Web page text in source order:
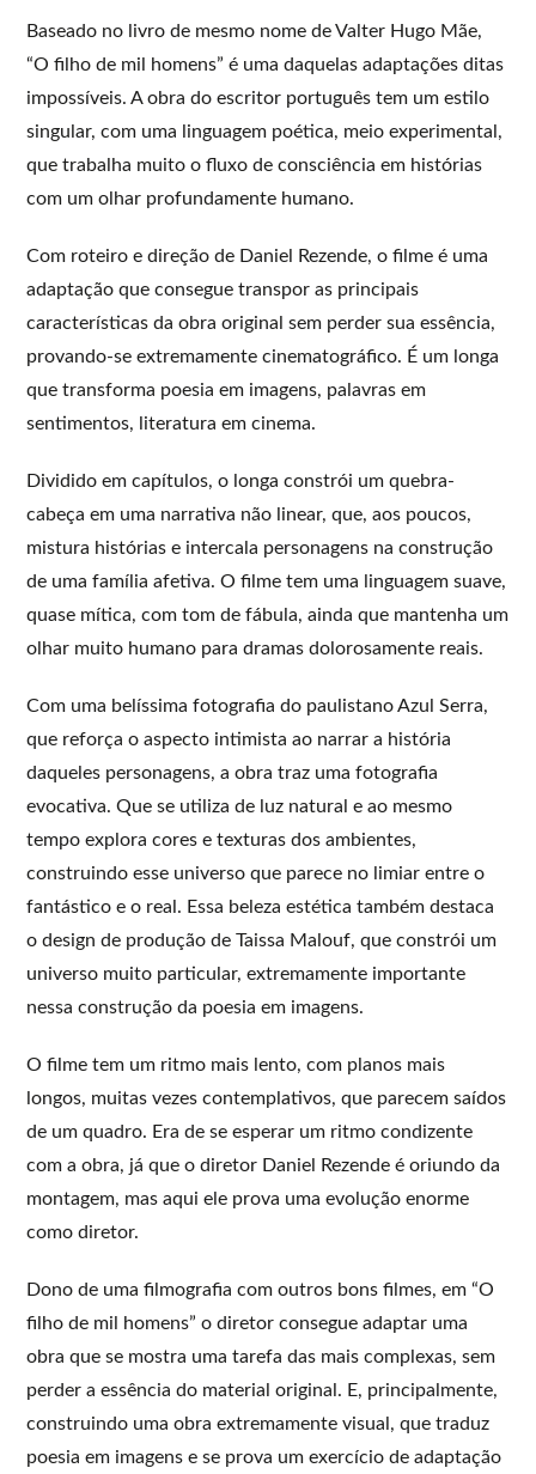
Baseado no livro de mesmo nome de Valter Hugo Mãe,
“O filho de mil homens” é uma daquelas adaptações ditas
impossíveis. A obra do escritor português tem um estilo
singular, com uma linguagem poética, meio experimental,
que trabalha muito o fluxo de consciência em histórias
com um olhar profundamente humano.
Com roteiro e direção de Daniel Rezende, o filme é uma
adaptação que consegue transpor as principais
características da obra original sem perder sua essência,
provando-se extremamente cinematográfico. É um longa
que transforma poesia em imagens, palavras em
sentimentos, literatura em cinema.
Dividido em capítulos, o longa constrói um quebra-
cabeça em uma narrativa não linear, que, aos poucos,
mistura histórias e intercala personagens na construção
de uma família afetiva. O filme tem uma linguagem suave,
quase mítica, com tom de fábula, ainda que mantenha um
olhar muito humano para dramas dolorosamente reais.
Com uma belíssima fotografia do paulistano Azul Serra,
que reforça o aspecto intimista ao narrar a história
daqueles personagens, a obra traz uma fotografia
evocativa. Que se utiliza de luz natural e ao mesmo
tempo explora cores e texturas dos ambientes,
construindo esse universo que parece no limiar entre o
fantástico e o real. Essa beleza estética também destaca
o design de produção de Taissa Malouf, que constrói um
universo muito particular, extremamente importante
nessa construção da poesia em imagens.
O filme tem um ritmo mais lento, com planos mais
longos, muitas vezes contemplativos, que parecem saídos
de um quadro. Era de se esperar um ritmo condizente
com a obra, já que o diretor Daniel Rezende é oriundo da
montagem, mas aqui ele prova uma evolução enorme
como diretor.
Dono de uma filmografia com outros bons filmes, em “O
filho de mil homens” o diretor consegue adaptar uma
obra que se mostra uma tarefa das mais complexas, sem
perder a essência do material original. E, principalmente,
construindo uma obra extremamente visual, que traduz
poesia em imagens e se prova um exercício de adaptação